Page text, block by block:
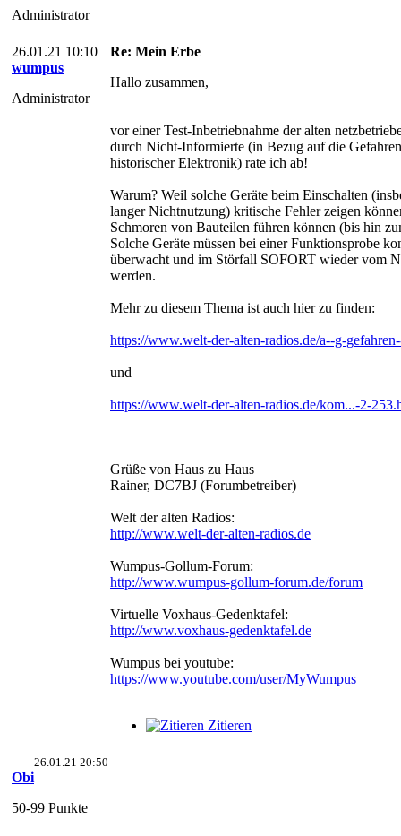
Administrator
26.01.21 10:10
wumpus
Administrator
Re: Mein Erbe
Hallo zusammen,
vor einer Test-Inbetriebnahme der alten
durch Nicht-Informierte (in Bezug auf die
historischer Elektronik) rate ich ab!
Warum? Weil solche Geräte beim Einschalten
langer Nichtnutzung) kritische Fehler zeigen
Schmoren von Bauteilen führen können (bis hin
Solche Geräte müssen bei einer Funktionsprobe
überwacht und im Störfall SOFORT wieder vom
werden.
Mehr zu diesem Thema ist auch hier zu finden:
https://www.welt-der-alten-radios.de/a--g-
und
https://www.welt-der-alten-radios.de/kom...-2-
Grüße von Haus zu Haus
Rainer, DC7BJ (Forumbetreiber)
Welt der alten Radios:
http://www.welt-der-alten-radios.de
Wumpus-Gollum-Forum:
http://www.wumpus-gollum-forum.de/forum
Virtuelle Voxhaus-Gedenktafel:
http://www.voxhaus-gedenktafel.de
Wumpus bei youtube:
https://www.youtube.com/user/MyWumpus
Zitieren
26.01.21 20:50
Obi
50-99 Punkte